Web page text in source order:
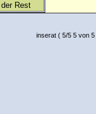
Rest
inserat( 5/5 5 von 5